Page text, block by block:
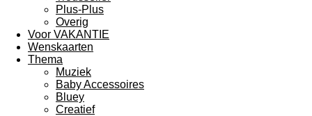
Plus-Plus
Overig
Voor VAKANTIE
Wenskaarten
Thema
Muziek
Baby Accessoires
Bluey
Creatief